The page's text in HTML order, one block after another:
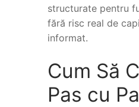
structurate pentru
fără risc real de
informat.
Cum Să
Pas cu